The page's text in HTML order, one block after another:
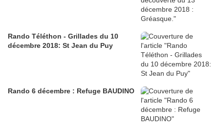
Rando Téléthon - Grillades du 10
décembre 2018: St Jean du Puy
Rando 6 décembre : Refuge BAUDINO